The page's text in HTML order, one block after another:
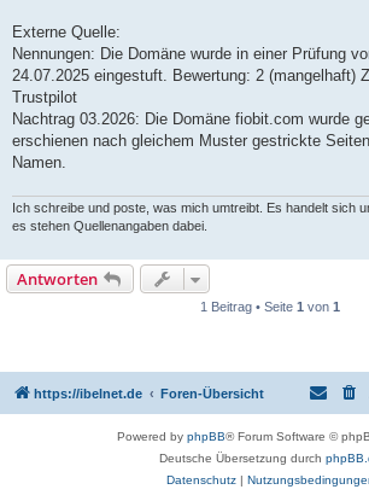
Externe Quelle:
Nennungen: Die Domäne wurde in einer Prüfung
24.07.2025 eingestuft. Bewertung: 2 (mangelhaft)
Trustpilot
Nachtrag 03.2026: Die Domäne fiobit.com wurde
erschienen nach gleichem Muster gestrickte
Namen.
Ich schreibe und poste, was mich umtreibt. Es handelt sich
es stehen Quellenangaben dabei.
Antworten
1 Beitrag • Seite 1 von 1
https://ibelnet.de Foren-Übersicht
Powered by phpBB® Forum Software ©
Deutsche Übersetzung durch
Datenschutz|